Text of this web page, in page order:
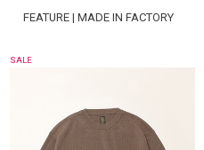
FEATURE | MADE IN FACTORY
SALE